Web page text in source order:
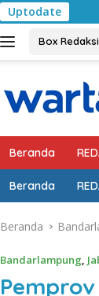
Uptodate
Box Redaksi
Beranda
Beranda
Beranda
Bandarlampung,